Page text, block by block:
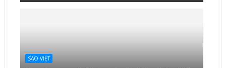
SAO VIỆT